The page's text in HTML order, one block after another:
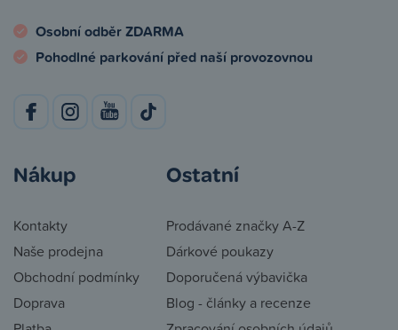
Osobní odběr ZDARMA
Pohodlné parkování před naší provozovnou
Nákup
Kontakty
Naše prodejna
Obchodní podmínky
Doprava
Ostatní
Prodávané značky A-Z
Dárkové poukazy
Doporučená výbavička
Blog - články a recenze